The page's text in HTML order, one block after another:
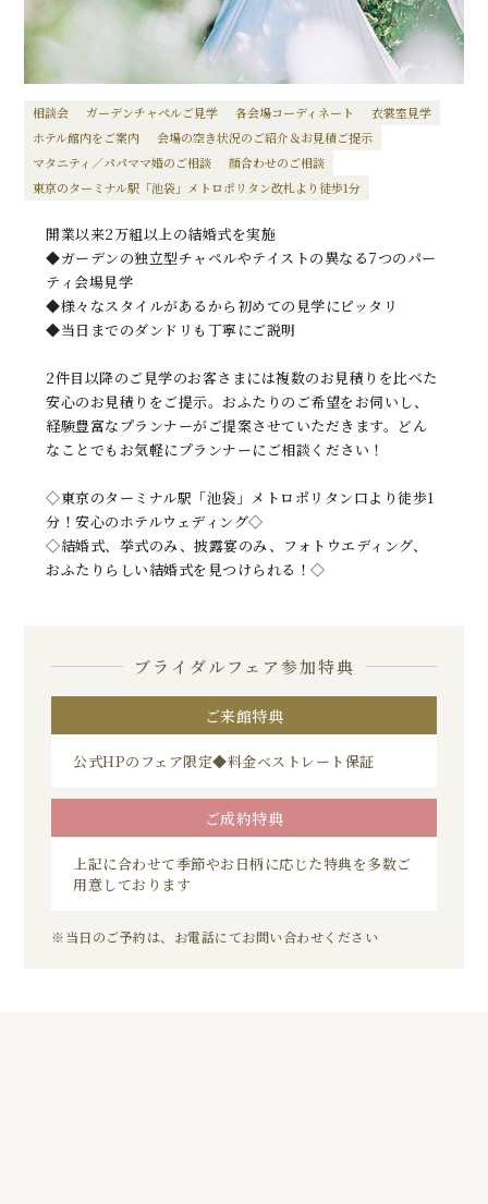
相談会 ガーデンチャペルご見学 各会場コーディネート
衣裳室見学
ホテル館内をご案内
会場の空き状況のご紹介＆お見積ご提示
マタニティ／パパママ婚のご相談
顔合わせのご相談
東京のターミナル駅「池袋」メトロポリタン改札より徒歩1分
開業以来2万組以上の結婚式を実施
◆ガーデンの独立型チャペルやテイストの異なる7つのパー
ティ会場見学
◆様々なスタイルがあるから初めての見学にピッタリ
◆当日までのダンドリも丁寧にご説明
2件目以降のご見学のお客さまには複数のお見積りを比べた
安心のお見積りをご提示。おふたりのご希望をお伺いし、
経験豊富なプランナーがご提案させていただきます。どん
なことでもお気軽にプランナーにご相談ください！
◇東京のターミナル駅「池袋」メトロポリタン口より徒歩1
分！安心のホテルウェディング◇
◇結婚式、挙式のみ、披露宴のみ、フォトウエディング、
おふたりらしい結婚式を見つけられる！◇
ブライダルフェア参加特典
ご来館特典
公式HPのフェア限定◆料金ベストレート保証
ご成約特典
上記に合わせて季節やお日柄に応じた特典を多数ご
用意しております
※当日のご予約は、お電話にてお問い合わせください